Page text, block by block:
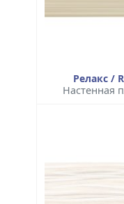
Релакс /
Настенная